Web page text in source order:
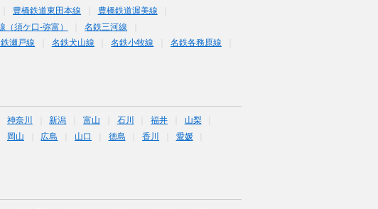
豊橋鉄道東田本線
豊橋鉄道渥美線
（須ケ口-弥富）
名鉄三河線
瀬戸線 名鉄犬山線 名鉄小牧線
名鉄各務原線
神奈川 新潟 富山 石川 福井
山梨
岡山 広島 山口 徳島 香川
愛媛